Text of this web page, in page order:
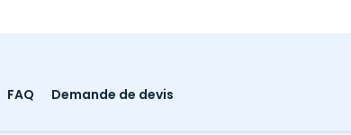
FAQ Demande de devis